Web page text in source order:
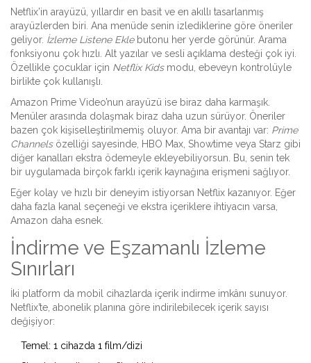
Netflix’in arayüzü, yıllardır en basit ve en akıllı tasarlanmış
arayüzlerden biri. Ana menüde senin izlediklerine göre öneriler
geliyor. İzleme Listene Eklebutonu her yerde görünür. Arama
fonksiyonu çok hızlı. Alt yazılar ve sesli açıklama desteği çok iyi.
Özellikle çocuklar için Netflix Kidsmodu, ebeveyn kontrolüyle
birlikte çok kullanışlı.
Amazon Prime Video’nun arayüzü ise biraz daha karmaşık.
Menüler arasında dolaşmak biraz daha uzun sürüyor. Öneriler
bazen çok kişiselleştirilmemiş oluyor. Ama bir avantajı var: Prime
Channelsözelliği sayesinde, HBO Max, Showtime veya Starz gibi
diğer kanalları ekstra ödemeyle ekleyebiliyorsun. Bu, senin tek
bir uygulamada birçok farklı içerik kaynağına erişmeni sağlıyor.
Eğer kolay ve hızlı bir deneyim istiyorsan Netflix kazanıyor. Eğer
daha fazla kanal seçeneği ve ekstra içeriklere ihtiyacın varsa,
Amazon daha esnek.
İndirme ve Eşzamanlı İzleme
Sınırları
İki platform da mobil cihazlarda içerik indirme imkânı sunuyor.
Netflix’te, abonelik planına göre indirilebilecek içerik sayısı
değişiyor:
Temel: 1 cihazda 1 film/dizi